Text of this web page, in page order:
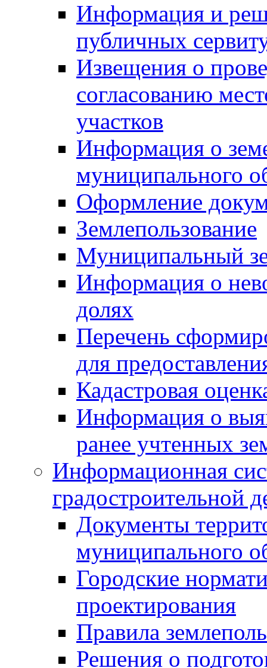
Информация и
публичных
Извещения о
согласованию
участков
Информация о
муниципального
Оформление
Землепользование
Муниципальный
Информация о
долях
Перечень
для
Кадастровая
Информация о
ранее учтенных
Информационная
градостроительной
Документы
муниципального
Городские
проектирования
Правила
Решения о